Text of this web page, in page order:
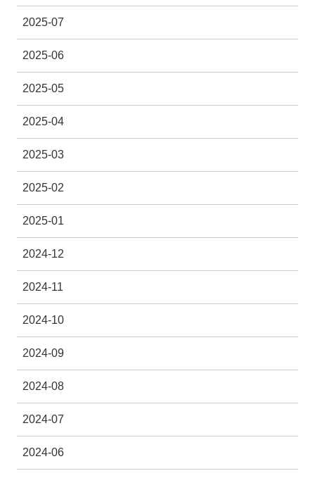
2025-07
2025-06
2025-05
2025-04
2025-03
2025-02
2025-01
2024-12
2024-11
2024-10
2024-09
2024-08
2024-07
2024-06